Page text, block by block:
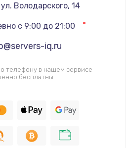
вебкамеры
руб.
крышки
руб.
руб.
ул. Володарского, 14
с 9:00 до 21:00
iq.ru
телефону в нашем сервисе
бесплатны